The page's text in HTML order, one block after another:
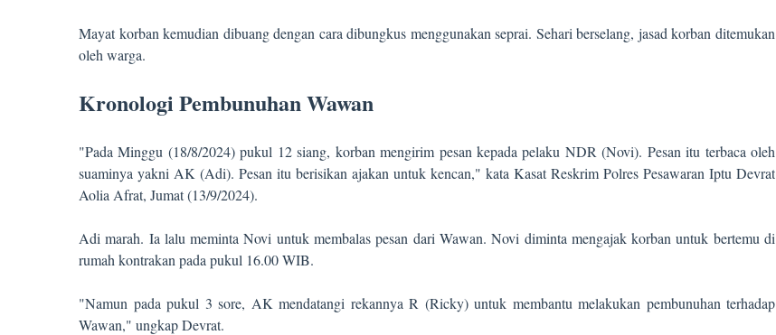
Mayat korban kemudian dibuang dengan cara dibungkus menggunakan seprai. Sehari berselang, jasad korban ditemukan
oleh warga.
Kronologi Pembunuhan Wawan
"Pada Minggu (18/8/2024) pukul 12 siang, korban mengirim pesan kepada pelaku NDR (Novi). Pesan itu terbaca oleh
suaminya yakni AK (Adi). Pesan itu berisikan ajakan untuk kencan," kata Kasat Reskrim Polres Pesawaran Iptu Devrat
Aolia Afrat, Jumat (13/9/2024).
Adi marah. Ia lalu meminta Novi untuk membalas pesan dari Wawan. Novi diminta mengajak korban untuk bertemu di
rumah kontrakan pada pukul 16.00 WIB.
"Namun pada pukul 3 sore, AK mendatangi rekannya R (Ricky) untuk membantu melakukan pembunuhan terhadap
Wawan," ungkap Devrat.